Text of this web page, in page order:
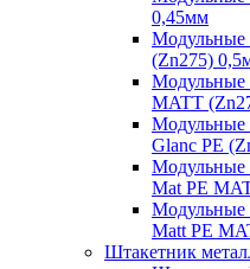
0,45мм
Модульные
(Zn275)
Модульные
MATT
Модульные
Glanc PE
Модульные
Mat PE
Модульные
Matt PE
Штакетник